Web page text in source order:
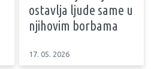
ostavlja ljude same u
njihovim borbama
17. 05. 2026